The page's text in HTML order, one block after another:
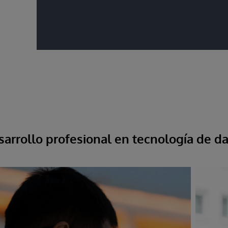
profesional en tecnología de